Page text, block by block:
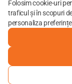
Folosim cookie-uri
traficul și în scopuri
personaliza